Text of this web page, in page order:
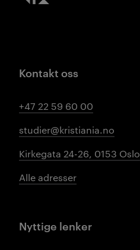
Kontakt oss
+47 22 59 60 00
studier@kristiania.no
Kirkegata 24-26, 0153 Oslo
Alle adresser
Nyttige lenker